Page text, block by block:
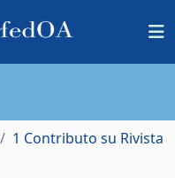
1 Contributo su Rivista